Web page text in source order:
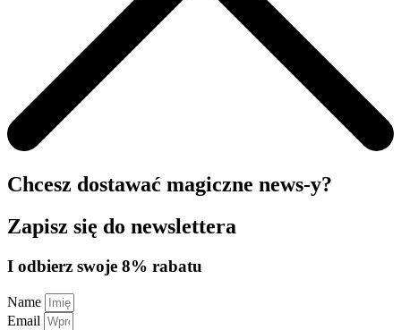
Chcesz dostawać magiczne news-y?
Zapisz się do newslettera
I odbierz swoje 8% rabatu
Name
Email